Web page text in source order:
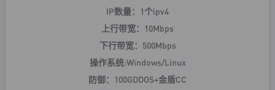
IP数量：1个ipv4
上行带宽：10Mbps
下行带宽：500Mbps
操作系统:Windows/Linux
防御：100GDDOS+金盾CC